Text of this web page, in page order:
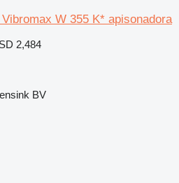
W 355 K* apisonadora
2,484
BV